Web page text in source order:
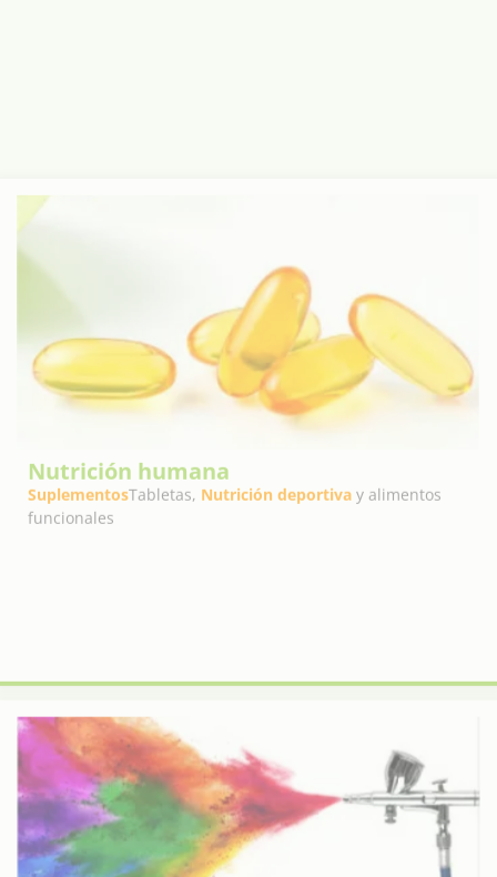
Suplementos Nutrición deportiva
Productos químicos
Esta sección incluyeproductos químicos básicos,
productos químicos para el tratamiento de agua,
productos químicos para recubrimientos
productos
químicos de poliuretano, ofreciendo soluciones químicas
de alta calidad para diversas aplicaciones industriales.